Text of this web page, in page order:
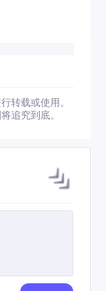
转载或使用。
追究到底。